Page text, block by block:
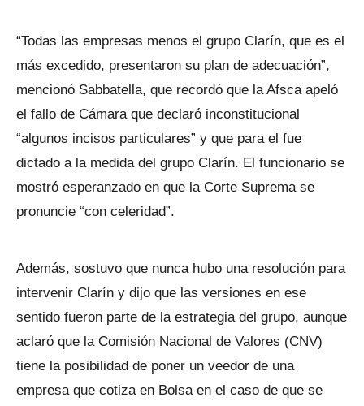
“Todas las empresas menos el grupo Clarín, que es el
más excedido, presentaron su plan de adecuación”,
mencionó Sabbatella, que recordó que la Afsca apeló
el fallo de Cámara que declaró inconstitucional
“algunos incisos particulares” y que para el fue
dictado a la medida del grupo Clarín. El funcionario se
mostró esperanzado en que la Corte Suprema se
pronuncie “con celeridad”.
Además, sostuvo que nunca hubo una resolución para
intervenir Clarín y dijo que las versiones en ese
sentido fueron parte de la estrategia del grupo, aunque
aclaró que la Comisión Nacional de Valores (CNV)
tiene la posibilidad de poner un veedor de una
empresa que cotiza en Bolsa en el caso de que se